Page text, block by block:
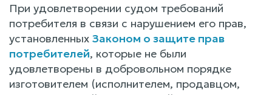
При удовлетворении судом требований
потребителя в связи с нарушением его прав,
установленных Законом о защите прав
потребителей, которые не были
удовлетворены в добровольном порядке
изготовителем (исполнителем, продавцом,